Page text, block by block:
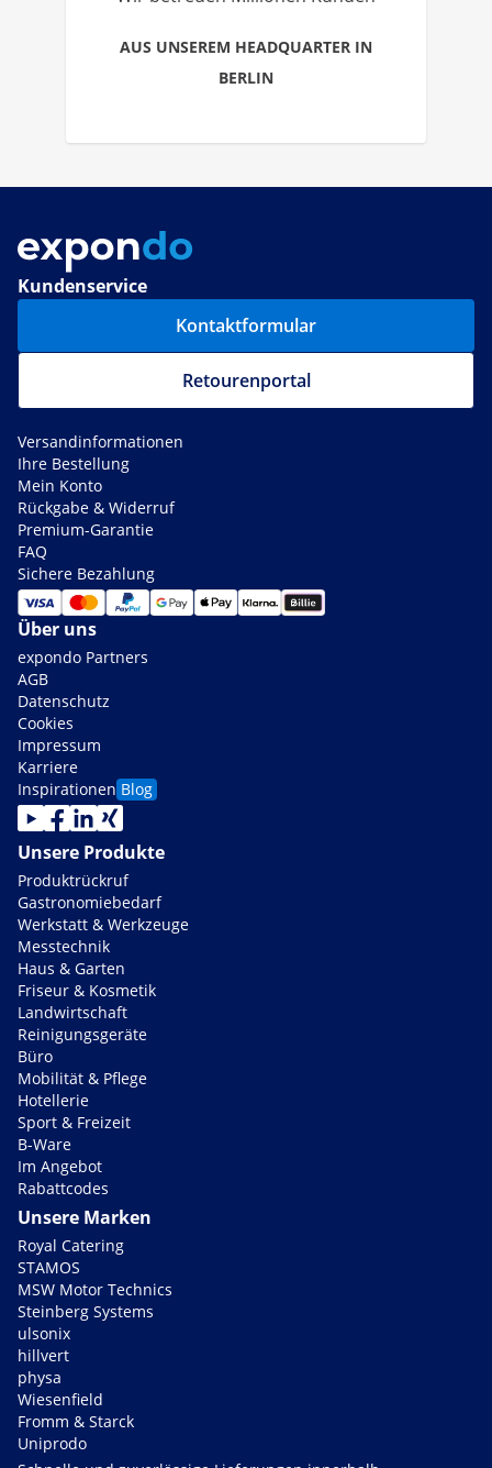
AUS UNSEREM HEADQUARTER IN
BERLIN
Kundenservice
Kontaktformular
Retourenportal
Versandinformationen
Ihre Bestellung
Mein Konto
Rückgabe & Widerruf
Premium-Garantie
FAQ
Sichere Bezahlung
Über uns
expondo Partners
AGB
Datenschutz
Cookies
Impressum
Karriere
Inspirationen Blog
Unsere Produkte
Produktrückruf
Gastronomiebedarf
Werkstatt & Werkzeuge
Messtechnik
Haus & Garten
Friseur & Kosmetik
Landwirtschaft
Reinigungsgeräte
Büro
Mobilität & Pflege
Hotellerie
Sport & Freizeit
B-Ware
Im Angebot
Rabattcodes
Unsere Marken
Royal Catering
STAMOS
MSW Motor Technics
Steinberg Systems
ulsonix
hillvert
physa
Wiesenfield
Fromm & Starck
Uniprodo